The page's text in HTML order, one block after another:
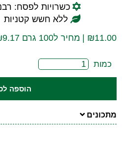
כשרויות לפסח:
ללא חשש קטניות
₪11.00 | מחיר ל100 גרם ₪9.17
כמות
הוספה
מתכונים